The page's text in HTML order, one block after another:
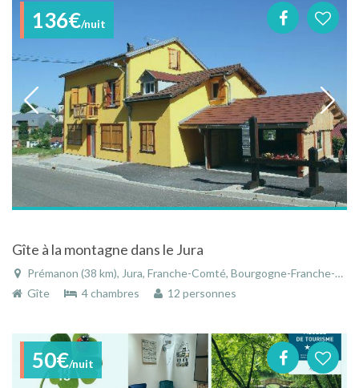
136€/nuit
Gîte à la montagne dans le Jura
Prémanon (38 km), Jura, Franche-Comté, Bourgogne-Franche-Comté, France
Gîte
4 chambres 12 personnes
50€/nuit